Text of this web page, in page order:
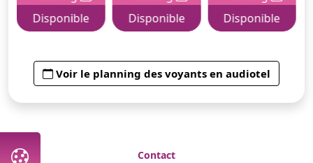
Disponible
Disponible
Disponible
Voir le planning des voyants en audiotel
Contact